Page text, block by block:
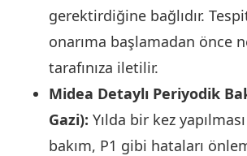
gerektirdiğine bağlıdır.
onarıma başlamadan önce
tarafınıza iletilir.
Midea Detaylı Periyodik
Gazi): Yılda bir kez
bakım, P1 gibi hataları